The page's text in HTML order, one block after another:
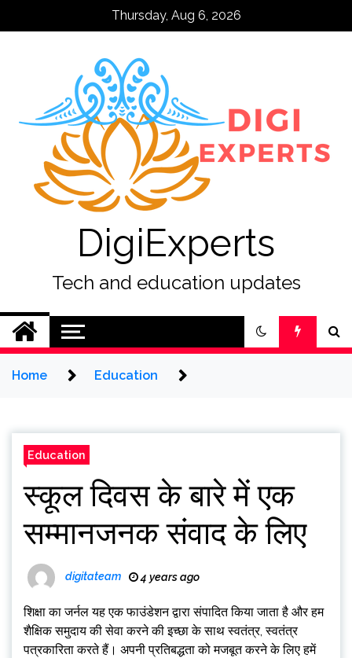
Thursday, Aug 6, 2026
DigiExperts
Tech and education updates
Home Education
Education
स्कूल दिवस के बारे में एक
सम्मानजनक संवाद के लिए
digitateam 4 years ago
शिक्षा का जर्नल यह एक फाउंडेशन द्वारा संपादित किया जाता है और हम
शैक्षिक समुदाय की सेवा करने की इच्छा के साथ स्वतंत्र, स्वतंत्र
पत्रकारिता करते हैं। अपनी प्रतिबद्धता को मजबूत करने के लिए हमें